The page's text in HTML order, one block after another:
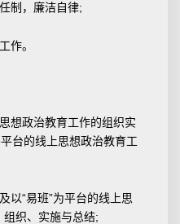
制，廉洁自律;
作。
想政治教育工作的组织实
台的线上思想政治教育工
以“易班”为平台的线上思
织、实施与总结;